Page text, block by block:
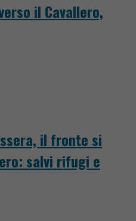
il Cavallero,
il fronte si
salvi rifugi e